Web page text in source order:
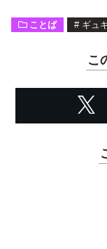
ことば # ギュ
こ